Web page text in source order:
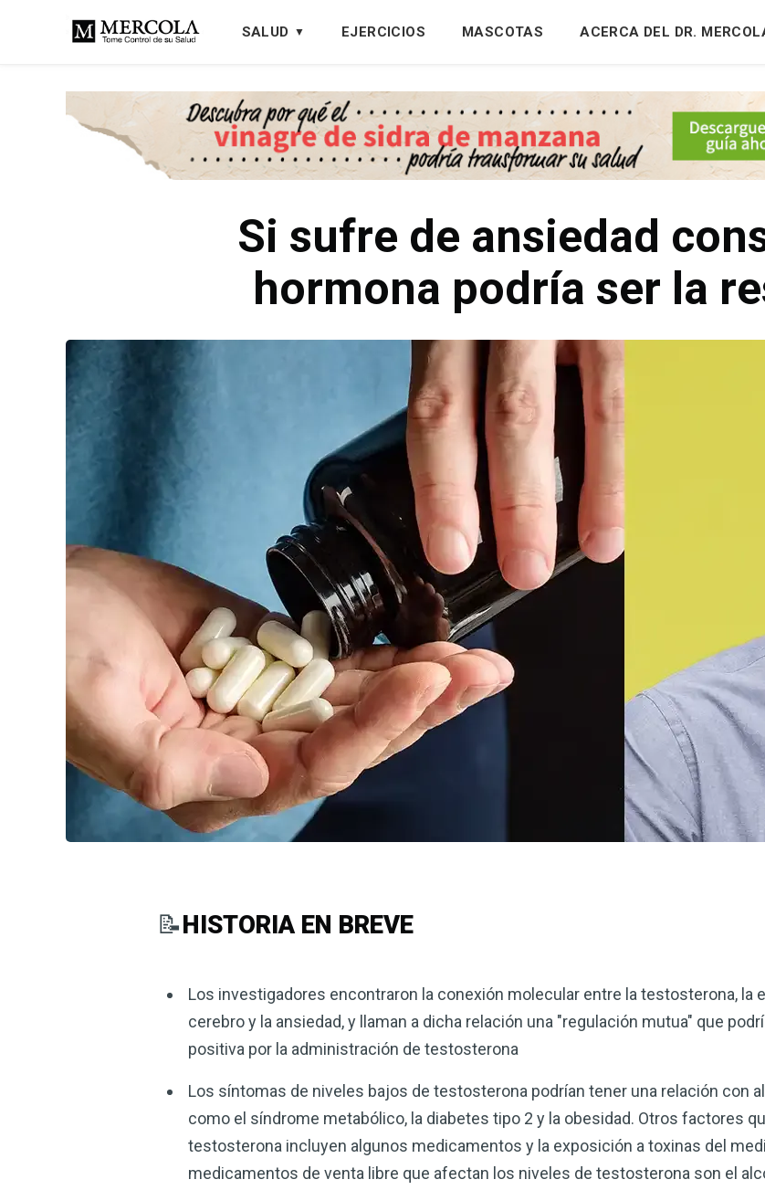
SALUD EJERCICIOS MASCOTAS ACERCA DEL DR.
Si sufre de ansiedad
hormona podría ser la
📝HISTORIA EN BREVE
Los investigadores encontraron la conexión molecular entre la testosterona, la
cerebro y la ansiedad, y llaman a dicha relación una "regulación mutua" que
positiva por la administración de testosterona
Los síntomas de niveles bajos de testosterona podrían tener una relación con
como el síndrome metabólico, la diabetes tipo 2 y la obesidad. Otros factores
testosterona incluyen algunos medicamentos y la exposición a toxinas del
medicamentos de venta libre que afectan los niveles de testosterona son el